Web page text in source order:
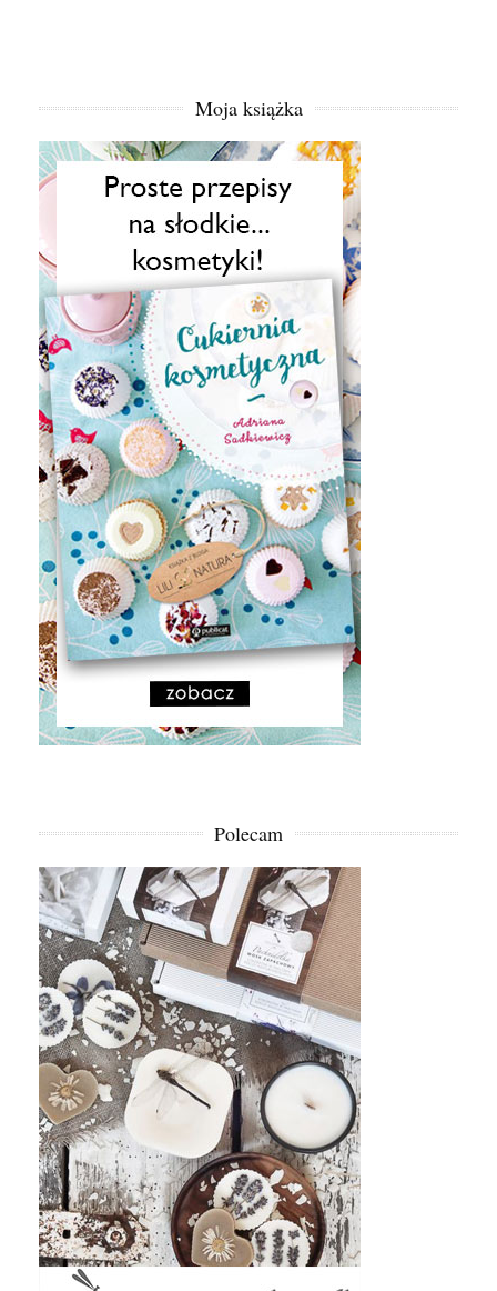
Moja książka
Polecam